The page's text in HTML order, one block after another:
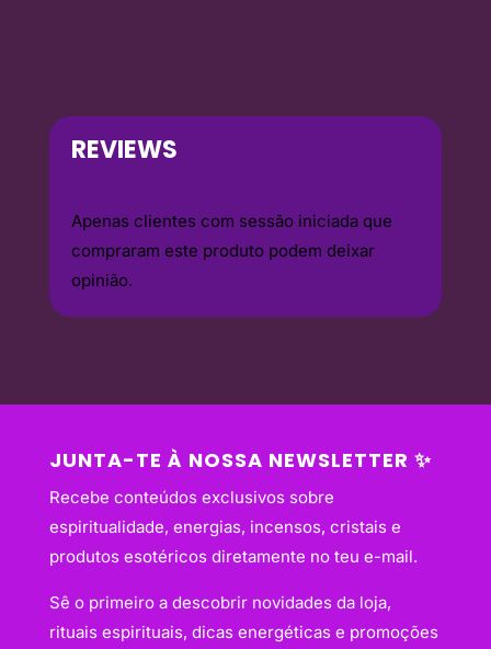
REVIEWS
Apenas clientes com sessão iniciada que
compraram este produto podem deixar
opinião.
JUNTA-TE À NOSSA NEWSLETTER ✨
Recebe conteúdos exclusivos sobre
espiritualidade, energias, incensos, cristais e
produtos esotéricos diretamente no teu e-mail.
Sê o primeiro a descobrir novidades da loja,
rituais espirituais, dicas energéticas e promoções